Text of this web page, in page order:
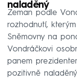
naladěný
Zeman podle
rozhodnutí,
Sněmovny na
Vondráčkovi
panem
pozitivně